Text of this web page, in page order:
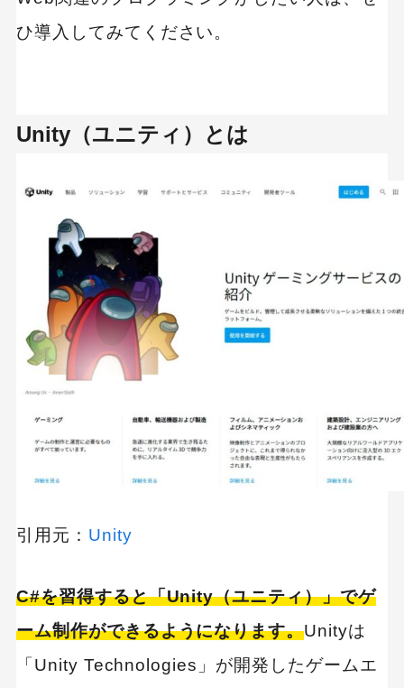
ひ導入してみてください。
Unity（ユニティ）とは
引用元： Unity
C#を習得すると「Unity（ユニティ）」でゲ
ーム制作ができるようになります。Unityは
「Unity Technologies」が開発したゲームエ